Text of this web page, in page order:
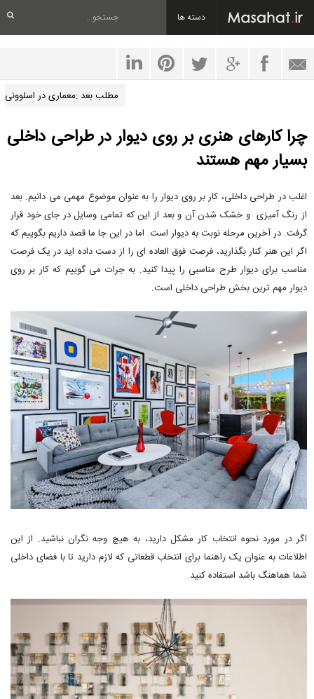
دسته ها
مطلب بعد :معماری در اسلوونی
چرا کارهای هنری بر روی دیوار در طراحی داخلی
بسیار مهم هستند
اغلب در طراحی داخلی، کار بر روی دیوار را به عنوان موضوع مهمی می دانیم. بعد
از رنگ آمیزی و خشک شدن آن و بعد از این که تمامی وسایل در جای خود قرار
گرفت. در آخرین مرحله نوبت به دیوار است. اما در این جا ما قصد داریم بگوییم که
اگر این هنر کنار بگذارید، فرصت فوق العاده ای را از دست داده اید.در یک فرصت
مناسب برای دیوار طرح مناسبی را پیدا کنید. به جرات می گوییم که کار بر روی
دیوار مهم ترین بخش طراحی داخلی است.
اگر در مورد نحوه انتخاب کار مشکل دارید، به هیچ وجه نگران نباشید. از این
اطلاعات به عنوان یک راهنما برای انتخاب قطعاتی که لازم دارید تا با فضای داخلی
شما هماهنگ باشد استفاده کنید.